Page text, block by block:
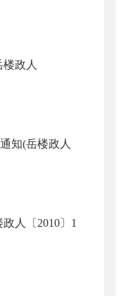
政人
知(岳楼政人
人〔2010〕1